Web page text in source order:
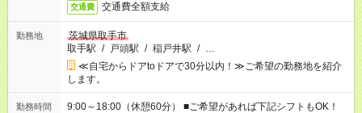
交通費 交通費全額支給
勤務地
茨城県取手市
取手駅 / 戸頭駅 / 稲戸井駅 / …
≪自宅からドアtoドアで30分以内！≫ご希望の勤務地を紹介
します。
勤務時間
9:00～18:00（休憩60分） ■ご希望があれば下記シフトもOK！